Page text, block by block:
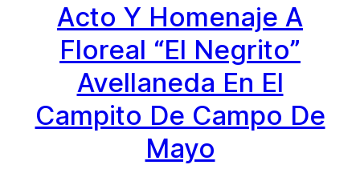
Acto Y Homenaje A
Floreal “El Negrito”
Avellaneda En El
Campito De Campo De
Mayo